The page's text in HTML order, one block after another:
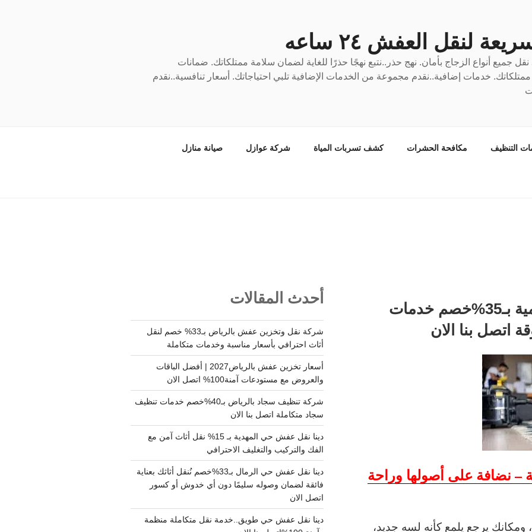
لنقل العفش ٢٤ ساعه
جميع أنواع الزجاج بأمان. نهج حذر..نتبع نهجًا حذرًا للغاية لضمان سلامة ممتلكاتك. ضمانات
خدمات إضافية..نقدم مجموعة من الخدمات الإضافية تلبي احتياجاتك. أسعار تنافسية..نقدم
التنظيف مكافحة الحشرات كشف تسربات المياة شركة عوازل صيانة منازل
شركة تنظيف بالمزاحمية بـ35%خصم خدمات
اتصل بنا الان
– نضافة على أصولها وراحة
ومكانك يرجع يلمع كأنه لسه جديد،
أحدث المقالات
شركة نقل وتخزين عفش بالرياض بـ33% خصم لنقل
أثاث احترافي بأسعار مناسبة وخدمات متكاملة
أسعار تخزين عفش بالرياض2027 | أفضل الباقات
والعروض مع مستودعات آمنة100% اتصل الان
شركة تنظيف سجاد بالرياض بـ40%خصم خدمات تنظيف
سجاد متكاملة اتصل بنا الان
دينا نقل عفش حي المهدية بـ 15% نقل أثاث آمن مع
الفك والتركيب والتغليف الاحترافي
دينا نقل عفش حي الرمال بـ33%خصم نُنقل أثاثك بعناية
فائقة لضمان وصوله سليمًا دون أي خدوش أو كسور
اتصل الان
دينا نقل عفش حي طويق..خدمة نقل متكاملة منظمة